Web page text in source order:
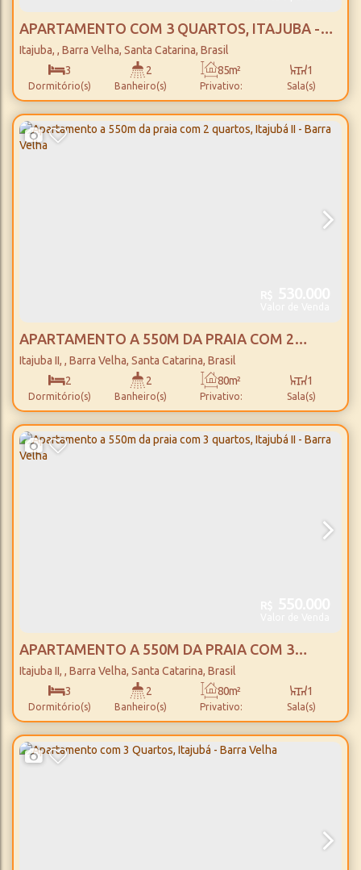
APARTAMENTO COM 3 QUARTOS, ITAJUBA -
BARRA VELHA
Itajuba , Barra Velha, Santa Catarina, Brasil
3
Dormitório(s)
2
Banheiro(s) Privativo:
85m² 1
Sala(s)
1
Suíte(s) Total:
85m² 1
Vaga(s)
250m
Distância do Mar
APARTAMENTO A 550M DA PRAIA COM 2
QUARTOS, ITAJUBÁ II - BARRA VELHA
Itajuba II , Barra Velha, Santa Catarina, Brasil
2
Dormitório(s)
2
Banheiro(s) Privativo:
80m² 1
Sala(s)
1
Suíte(s)
1
Vaga(s)
550m
Distância do Mar
APARTAMENTO A 550M DA PRAIA COM 3
QUARTOS, ITAJUBÁ II - BARRA VELHA
Itajuba II , Barra Velha, Santa Catarina, Brasil
3
Dormitório(s)
2
Banheiro(s) Privativo:
80m² 1
Sala(s)
1
Suíte(s)
1
Vaga(s)
550m
Distância do Mar